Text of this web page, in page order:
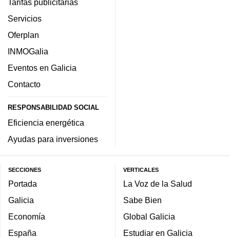
Tarifas publicitarias
Servicios
Oferplan
INMOGalia
Eventos en Galicia
Contacto
RESPONSABILIDAD SOCIAL
Eficiencia energética
Ayudas para inversiones
SECCIONES
Portada
Galicia
Economía
España
VERTICALES
La Voz de la Salud
Sabe Bien
Global Galicia
Estudiar en Galicia